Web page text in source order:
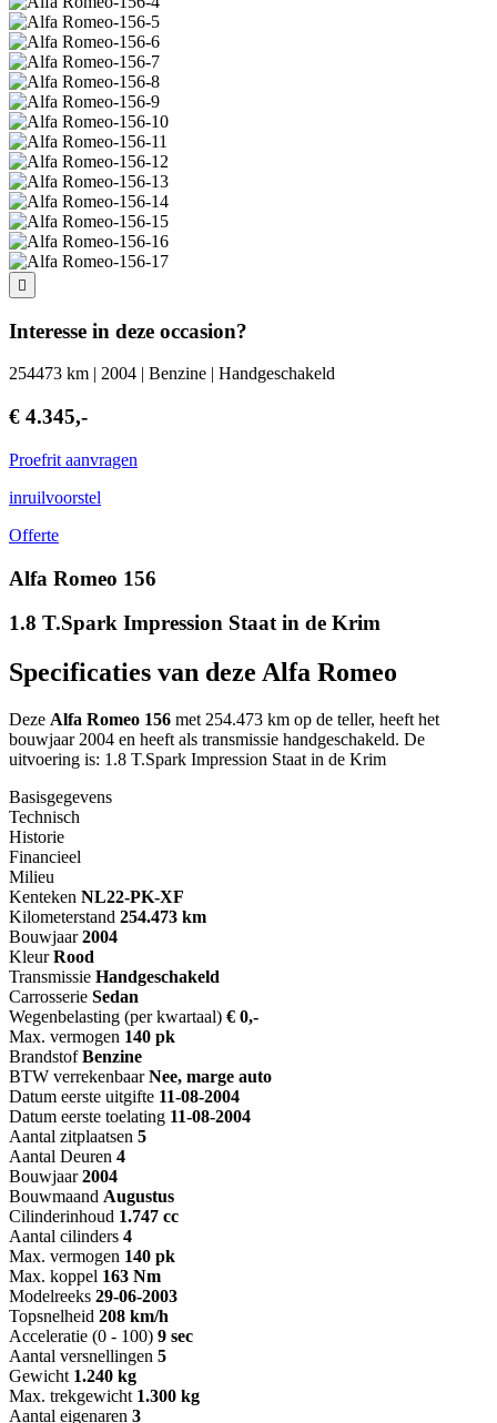
Interesse in deze occasion?
254473 km | 2004 | Benzine | Handgeschakeld
€ 4.345,-
Proefrit aanvragen
inruilvoorstel
Offerte
Alfa Romeo 156
1.8 T.Spark Impression Staat in de Krim
Specificaties van deze Alfa Romeo
Deze Alfa Romeo 156 met 254.473 km op de teller, heeft het
bouwjaar 2004 en heeft als transmissie handgeschakeld. De
uitvoering is: 1.8 T.Spark Impression Staat in de Krim
Basisgegevens
Technisch
Historie
Financieel
Milieu
Kenteken NL22-PK-XF
Kilometerstand 254.473 km
Bouwjaar 2004
Kleur Rood
Transmissie Handgeschakeld
Carrosserie Sedan
Wegenbelasting (per kwartaal) € 0,-
Max. vermogen 140 pk
Brandstof Benzine
BTW verrekenbaar Nee, marge auto
Datum eerste uitgifte 11-08-2004
Datum eerste toelating 11-08-2004
Aantal zitplaatsen 5
Aantal Deuren 4
Bouwjaar 2004
Bouwmaand Augustus
Cilinderinhoud 1.747 cc
Aantal cilinders 4
Max. vermogen 140 pk
Max. koppel 163 Nm
Modelreeks 29-06-2003
Topsnelheid 208 km/h
Acceleratie (0 - 100) 9 sec
Aantal versnellingen 5
Gewicht 1.240 kg
Max. trekgewicht 1.300 kg
Aantal eigenaren 3